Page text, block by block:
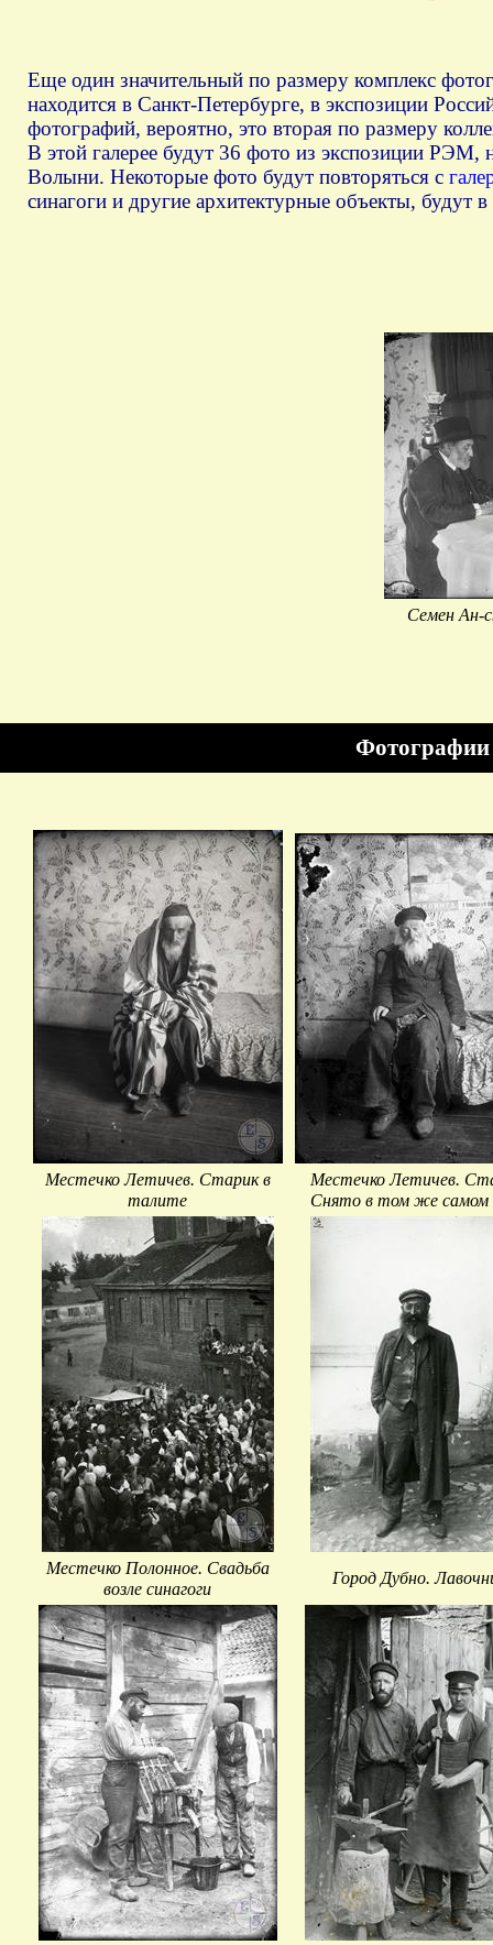
Еще один значительный по размеру комплекс
находится в Санкт-Петербурге, в экспозиции
фотографий, вероятно, это вторая по размеру
В этой галерее будут 36 фото из экспозиции РЭМ,
Волыни. Некоторые фото будут повторяться с
синагоги и другие архитектурные объекты, будут
Местечко Летичев. Старик в
талите
Местечко Летичев.
Снято в том же самом
Местечко Полонное. Свадьба
возле синагоги
Город Дубно.
Фотографии
Семен Ан-